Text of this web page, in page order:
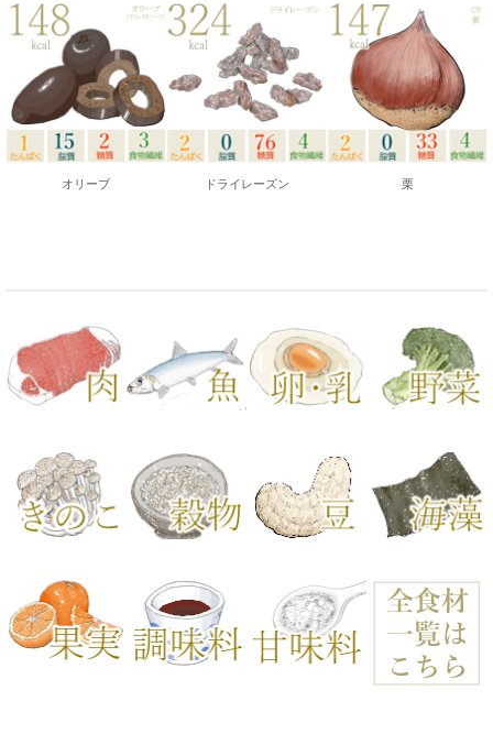
オリーブ ドライレーズン 栗